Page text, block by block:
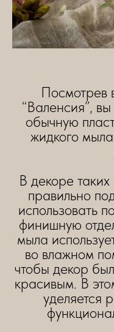
Посмотрев
“Валенсия”,
обычную
жидкого
В декоре
правильно
использовать
финишную
мыла
во влажном
чтобы декор
красивым. В
уделяется